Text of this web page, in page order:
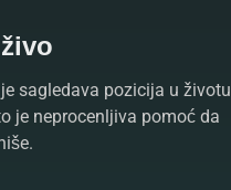
sagledava pozicija u životu
je neprocenljiva pomoć da